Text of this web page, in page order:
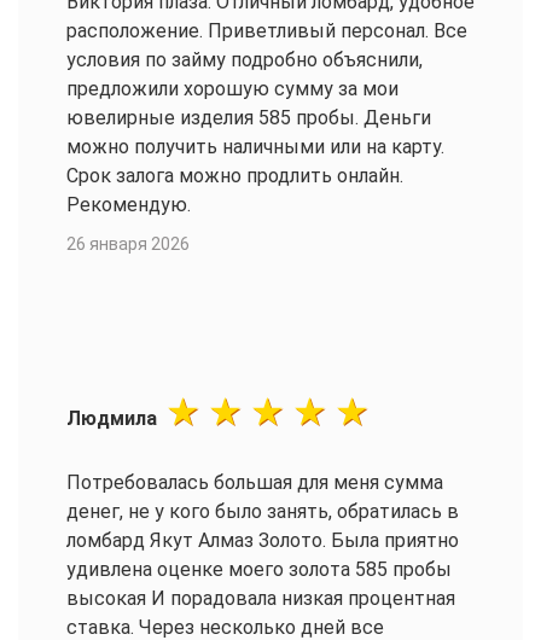
расположение. Приветливый персонал. Все
условия по займу подробно объяснили,
предложили хорошую сумму за мои
ювелирные изделия 585 пробы. Деньги
можно получить наличными или на карту.
Срок залога можно продлить онлайн.
Рекомендую.
26 января 2026
Людмила
Потребовалась большая для меня сумма
денег, не у кого было занять, обратилась в
ломбард Якут Алмаз Золото. Была приятно
удивлена оценке моего золота 585 пробы
высокая И порадовала низкая процентная
ставка. Через несколько дней все